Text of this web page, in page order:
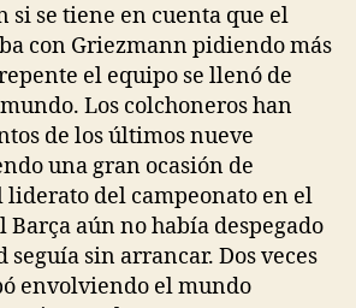
si se tiene en cuenta que el
con Griezmann pidiendo más
el equipo se llenó de
Los colchoneros han
de los últimos nueve
una gran ocasión de
liderato del campeonato en el
Barça aún no había despegado
seguía sin arrancar. Dos veces
envolviendo el mundo